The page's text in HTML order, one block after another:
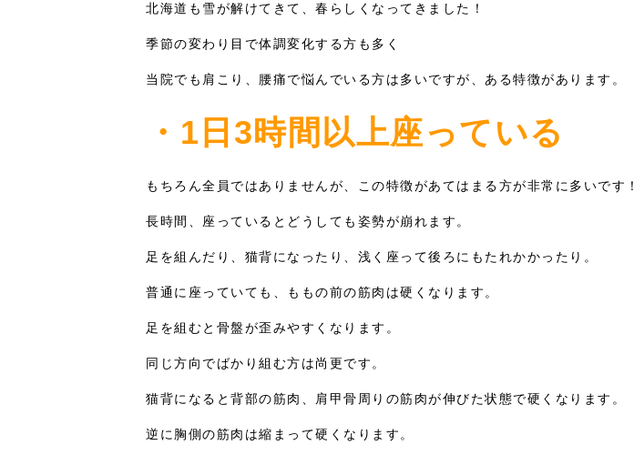
北海道も雪が解けてきて、春らしくなってきました！
季節の変わり目で体調変化する方も多く
当院でも肩こり、腰痛で悩んでいる方は多いですが、ある特徴があります。
・1日3時間以上座っている
もちろん全員ではありませんが、この特徴があてはまる方が非常に多いです！
長時間、座っているとどうしても姿勢が崩れます。
足を組んだり、猫背になったり、浅く座って後ろにもたれかかったり。
普通に座っていても、ももの前の筋肉は硬くなります。
足を組むと骨盤が歪みやすくなります。
同じ方向でばかり組む方は尚更です。
猫背になると背部の筋肉、肩甲骨周りの筋肉が伸びた状態で硬くなります。
逆に胸側の筋肉は縮まって硬くなります。